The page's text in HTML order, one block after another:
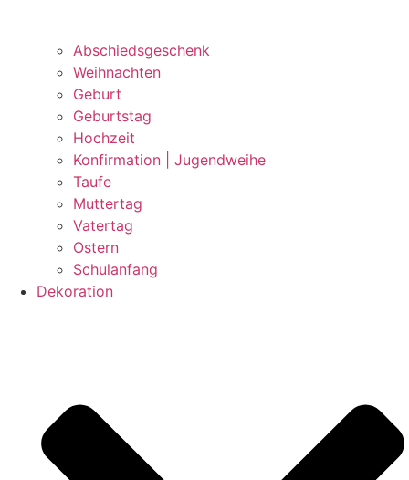
Abschiedsgeschenk
Weihnachten
Geburt
Geburtstag
Hochzeit
Konfirmation | Jugendweihe
Taufe
Muttertag
Vatertag
Ostern
Schulanfang
Dekoration